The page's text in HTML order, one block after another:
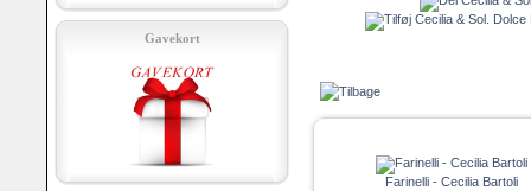
Gavekort
Farinelli - Cecilia Bartoli